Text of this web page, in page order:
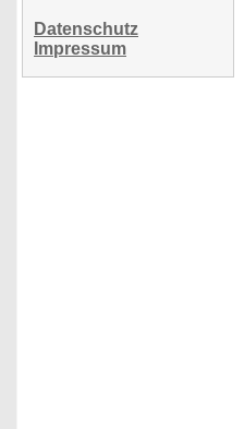
Datenschutz
Impressum